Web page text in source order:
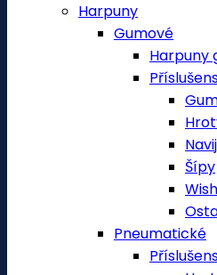
Harpuny
Gumové
Harpuny
Šípy
Pneumatické